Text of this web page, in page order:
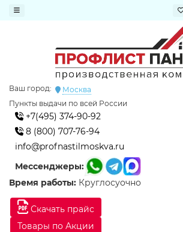
Скачать прайс
Товары по Акции
Ваш город:
Москва
Пункты выдачи по всей России
+7(495) 374-90-92
8 (800) 707-76-94
info@profnastilmoskva.ru
Мессенджеры:
Время работы: Круглосуочно